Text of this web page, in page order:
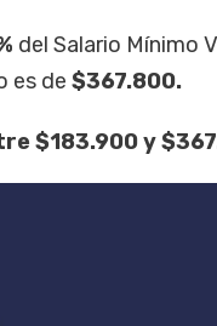
del Salario Mínimo
es de $367.800.
$183.900y